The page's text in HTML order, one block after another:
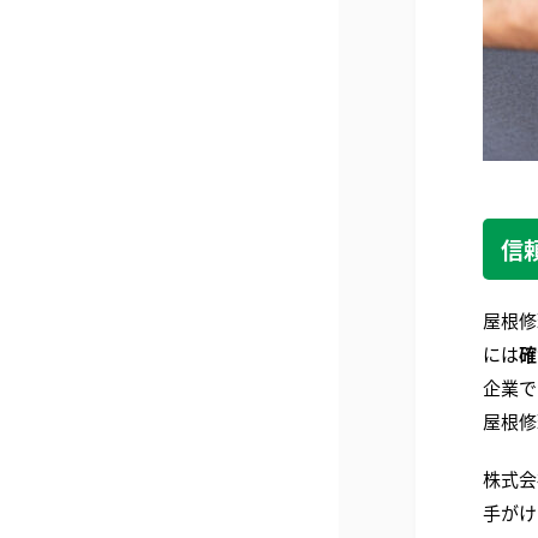
信
屋根
には
企業
屋根
株式
手が